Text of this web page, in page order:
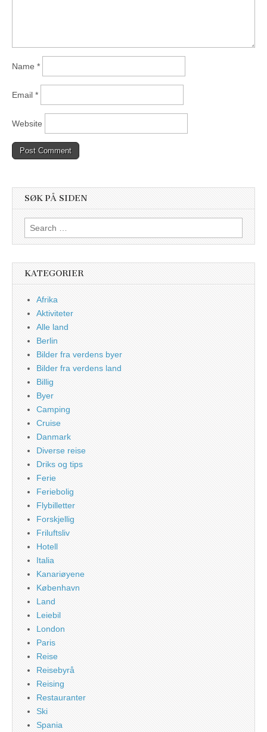
Name *
Email *
Website
SØK PÅ SIDEN
Search
for:
KATEGORIER
Afrika
Aktiviteter
Alle land
Berlin
Bilder fra verdens byer
Bilder fra verdens land
Billig
Byer
Camping
Cruise
Danmark
Diverse reise
Driks og tips
Ferie
Feriebolig
Flybilletter
Forskjellig
Friluftsliv
Hotell
Italia
Kanariøyene
København
Land
Leiebil
London
Paris
Reise
Reisebyrå
Reising
Restauranter
Ski
Spania